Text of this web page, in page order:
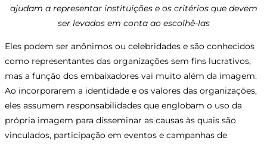
ajudam a representar instituições e os critérios que devem
ser levados em conta ao escolhê-las
Eles podem ser anônimos ou celebridades e são conhecidos
como representantes das organizações sem fins lucrativos,
mas a função dos embaixadores vai muito além da imagem.
Ao incorporarem a identidade e os valores das organizações,
eles assumem responsabilidades que englobam o uso da
própria imagem para disseminar as causas às quais são
vinculados, participação em eventos e campanhas de